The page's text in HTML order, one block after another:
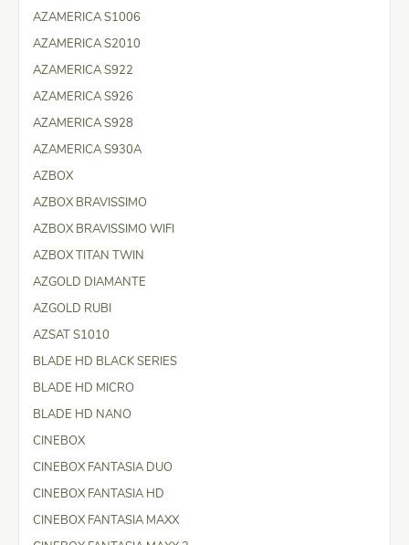
AZAMERICA S1006
AZAMERICA S2010
AZAMERICA S922
AZAMERICA S926
AZAMERICA S928
AZAMERICA S930A
AZBOX
AZBOX BRAVISSIMO
AZBOX BRAVISSIMO WIFI
AZBOX TITAN TWIN
AZGOLD DIAMANTE
AZGOLD RUBI
AZSAT S1010
BLADE HD BLACK SERIES
BLADE HD MICRO
BLADE HD NANO
CINEBOX
CINEBOX FANTASIA DUO
CINEBOX FANTASIA HD
CINEBOX FANTASIA MAXX